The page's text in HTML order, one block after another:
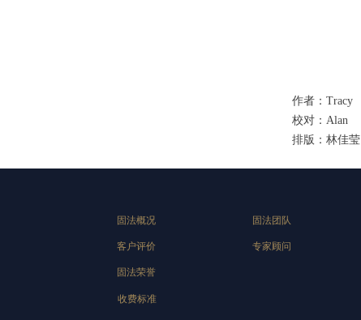
作者：Tracy
校对：Alan
排版：林佳莹
客户评价
固法荣誉
固法概况
专家顾问
固法团队
收费标准